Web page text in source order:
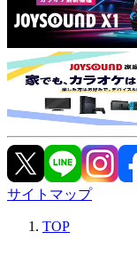
サイトマップ
TOP